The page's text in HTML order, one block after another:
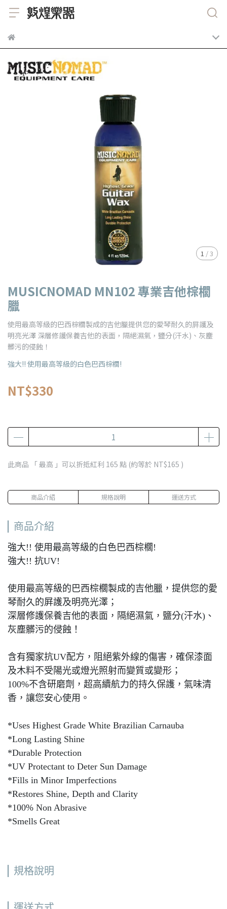
1 /3
MUSICNOMAD MN102 專業吉他棕櫚
臘
使用最高等級的巴西棕櫚製成的吉他臘提供您的愛琴耐久的屛護及
明亮光澤 深層修護保養吉他的表面，隔絕濕氣，鹽分(汗水)、灰塵
髒污的侵蝕！
強大!! 使用最高等級的白色巴西棕櫚!
NT$330
此商品 「 最高 」可以折抵紅利 165 點 (約等於 NT$165 )
商品介紹 規格說明 運送方式
商品介紹
強大!! 使用最高等級的白色巴西棕櫚!
強大!! 抗UV!
使用最高等級的巴西棕櫚製成的吉他臘，提供您的愛
琴耐久的屛護及明亮光澤；
深層修護保養吉他的表面，隔絕濕氣，鹽分(汗水)、
灰塵髒污的侵蝕！
含有獨家抗UV配方，阻絕紫外線的傷害，確保漆面
及木料不受陽光或燈光照射而變質或變形；
100%不含研磨劑，超高續航力的持久保護，氣味清
香，讓您安心使用。
*Uses Highest Grade White Brazilian Carnauba
*Long Lasting Shine
*Durable Protection
*UV Protectant to Deter Sun Damage
*Fills in Minor Imperfections
*Restores Shine, Depth and Clarity
*100% Non Abrasive
*Smells Great
規格說明